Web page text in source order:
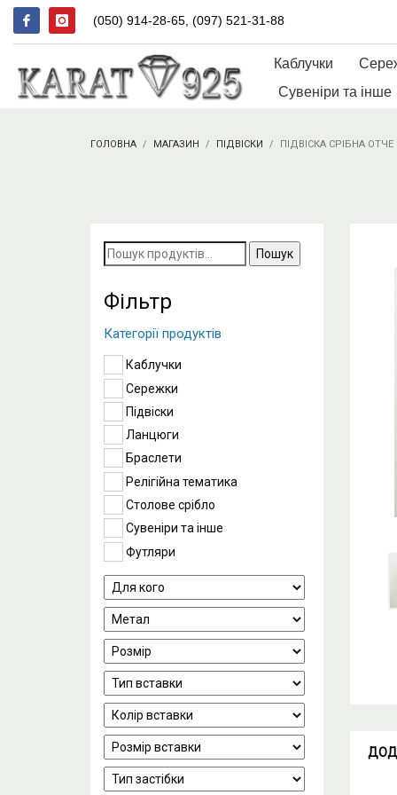
(050) 914-28-65, (097) 521-31-88
Каблучки
Сувеніри та інше
ГОЛОВНА МАГАЗИН ПІДВІСКИ ПІДВІСКА СРІБНА
Пошук
за
запитом:
Фільтр
Категорії продуктів
Каблучки
Сережки
Підвіски
Ланцюги
Браслети
Релігійна тематика
Столове срібло
Сувеніри та інше
Футляри